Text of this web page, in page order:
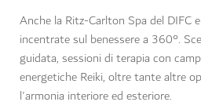
Anche la Ritz-Carlton Spa del DIFC
incentrate sul benessere a 360°.
guidata, sessioni di terapia con
energetiche Reiki, oltre tante altre
l'armonia interiore ed esteriore.